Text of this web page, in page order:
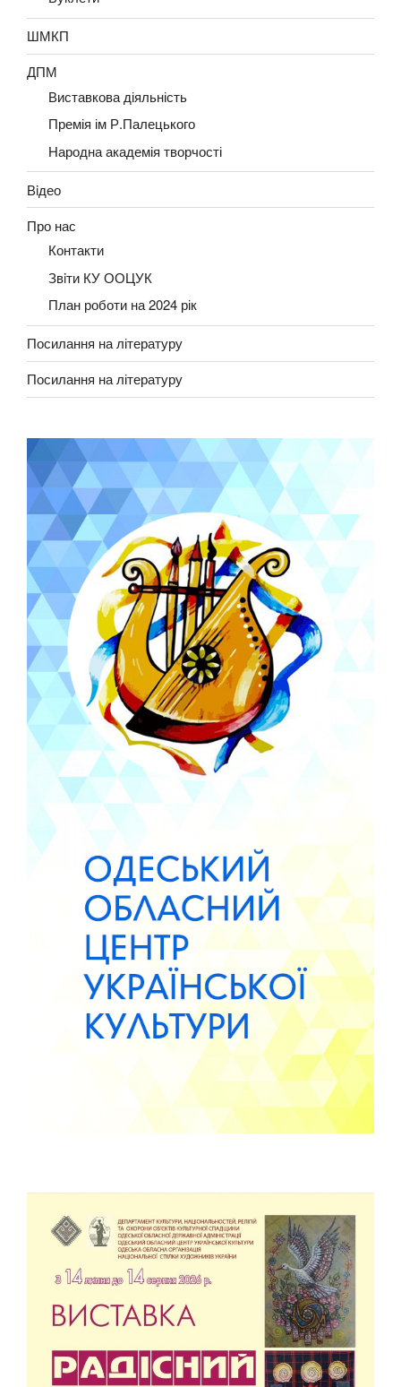
ШМКП
ДПМ
Виставкова діяльність
Премія ім Р.Палецького
Народна академія творчості
Вiдео
Про нас
Контакти
Звiти КУ ООЦУК
План роботи на 2024 рік
Посилання на літературу
Посилання на літературу